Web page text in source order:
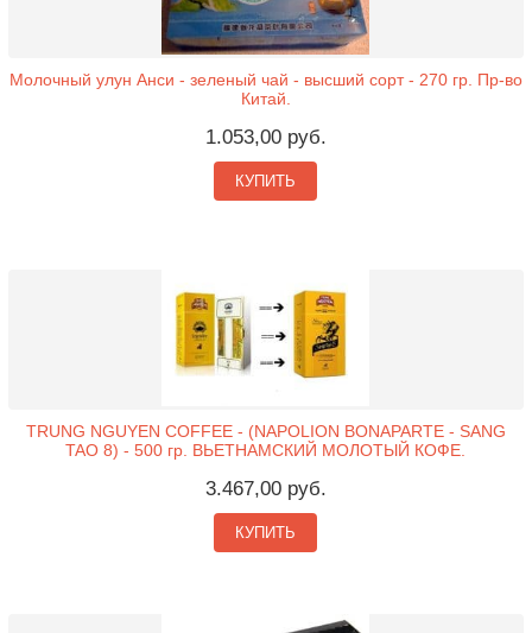
Молочный улун Анси - зеленый чай - высший сорт - 270 гр. Пр-во
Китай.
1.053,00 руб.
КУПИТЬ
TRUNG NGUYEN COFFEE - (NAPOLION BONAPARTE - SANG
TAO 8) - 500 гр. ВЬЕТНАМСКИЙ МОЛОТЫЙ КОФЕ.
3.467,00 руб.
КУПИТЬ